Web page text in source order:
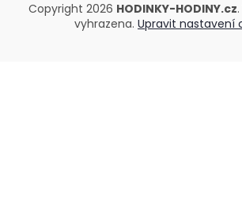
Copyright 2026 HODINKY-HODINY.cz
vyhrazena. Upravit nastavení